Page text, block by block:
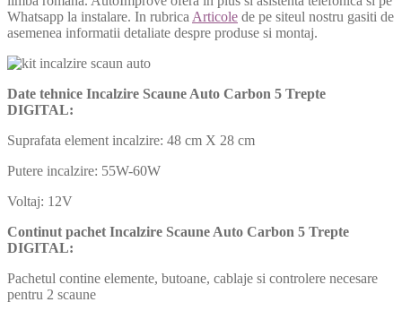
Whatsapp la instalare. In rubrica Articole de pe siteul nostru gasiti de
asemenea informatii detaliate despre produse si montaj.
Date tehnice Incalzire Scaune Auto Carbon 5 Trepte
DIGITAL:
Suprafata element incalzire: 48 cm X 28 cm
Putere incalzire: 55W-60W
Voltaj: 12V
Continut pachet Incalzire Scaune Auto Carbon 5 Trepte
DIGITAL:
Pachetul contine elemente, butoane, cablaje si controlere necesare
pentru 2 scaune